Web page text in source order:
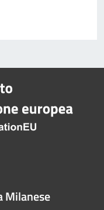
Milanese